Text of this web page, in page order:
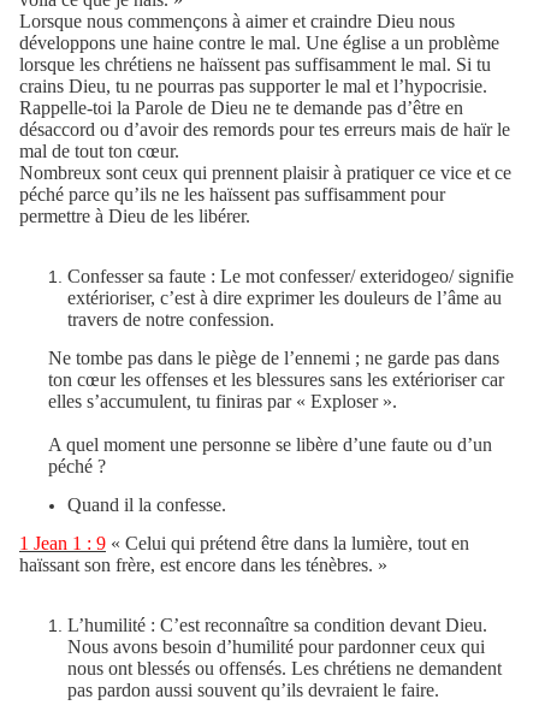
Lorsque nous commençons à aimer et craindre Dieu nous
développons une haine contre le mal. Une église a un problème
lorsque les chrétiens ne haïssent pas suffisamment le mal. Si tu
crains Dieu, tu ne pourras pas supporter le mal et l’hypocrisie.
Rappelle-toi la Parole de Dieu ne te demande pas d’être en
désaccord ou d’avoir des remords pour tes erreurs mais de haïr le
mal de tout ton cœur.
Nombreux sont ceux qui prennent plaisir à pratiquer ce vice et ce
péché parce qu’ils ne les haïssent pas suffisamment pour
permettre à Dieu de les libérer.
Confesser sa faute : Le mot confesser/ exteridogeo/ signifie
extérioriser, c’est à dire exprimer les douleurs de l’âme au
travers de notre confession.
Ne tombe pas dans le piège de l’ennemi ; ne garde pas dans
ton cœur les offenses et les blessures sans les extérioriser car
elles s’accumulent, tu finiras par « Exploser ».
A quel moment une personne se libère d’une faute ou d’un
péché ?
Quand il la confesse.
1 Jean 1 : 9 « Celui qui prétend être dans la lumière, tout en
haïssant son frère, est encore dans les ténèbres. »
L’humilité : C’est reconnaître sa condition devant Dieu.
Nous avons besoin d’humilité pour pardonner ceux qui
nous ont blessés ou offensés. Les chrétiens ne demandent
pas pardon aussi souvent qu’ils devraient le faire.